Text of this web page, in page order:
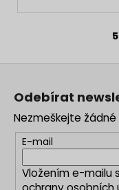
5
Odebírat
Nezmeškejte
E-mail
Vložením e-mailu